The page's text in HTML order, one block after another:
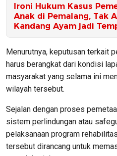
Ironi Hukum Kasus
Anak di Pemalang, Tak
Kandang Ayam jadi
Menurutnya, keputusan terkait
harus berangkat dari kondisi
masyarakat yang selama ini
wilayah tersebut.
Sejalan dengan proses
sistem perlindungan atau
pelaksanaan program
tersebut dirancang untuk